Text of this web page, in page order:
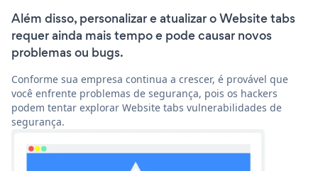
Além disso, personalizar e atualizar o Website tabs
requer ainda mais tempo e pode causar novos
problemas ou bugs.
Conforme sua empresa continua a crescer, é provável que
você enfrente problemas de segurança, pois os hackers
podem tentar explorar Website tabs vulnerabilidades de
segurança.